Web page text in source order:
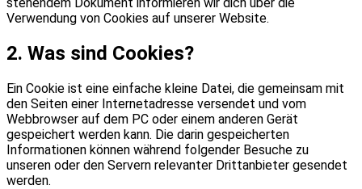
Verwendung von Cookies auf unserer Website.
2. Was sind Cookies?
Ein Cookie ist eine einfache kleine Datei, die gemeinsam mit
den Seiten einer Internetadresse versendet und vom
Webbrowser auf dem PC oder einem anderen Gerät
gespeichert werden kann. Die darin gespeicherten
Informationen können während folgender Besuche zu
unseren oder den Servern relevanter Drittanbieter gesendet
werden.